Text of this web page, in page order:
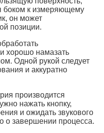
боком к измеряющему
он может
позиции.
хорошо намазать
Одной рукой следует
и аккуратно
производится
нажать кнопку,
и ожидать звукового
о завершении процесса.